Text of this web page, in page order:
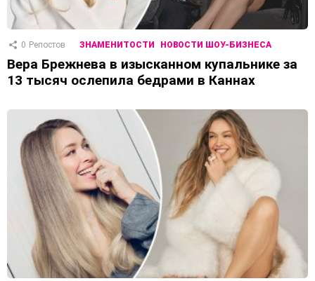
0 Репостов ЗНАМЕНИТОСТИ НОВОСТИ ШОУ-БИЗНЕСА
Вера Брежнева в изысканном купальнике за
13 тысяч ослепила бедрами в Каннах